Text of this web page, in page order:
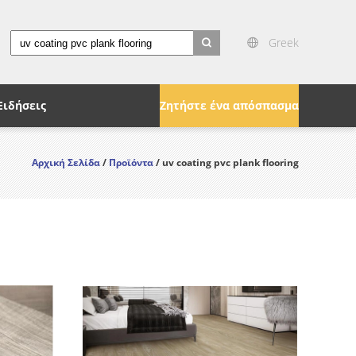
Greek
Ζητήστε ένα απόσπασμα
Αρχική Σελίδα/Προϊόντα/ uv coating pvc plank flooring